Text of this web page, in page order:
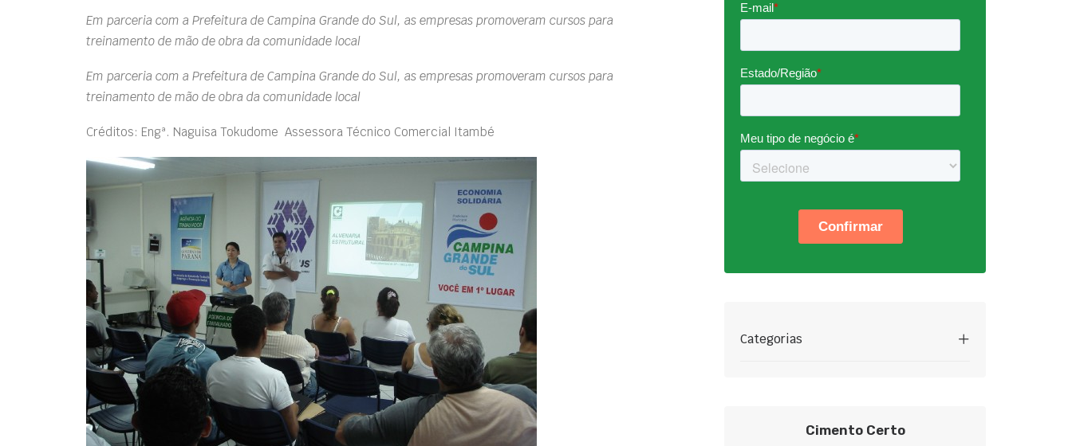
Em parceria com a Prefeitura de Campina Grande do Sul, as empresas promoveram cursos para
treinamento de mão de obra da comunidade local
Em parceria com a Prefeitura de Campina Grande do Sul, as empresas promoveram cursos para
treinamento de mão de obra da comunidade local
Créditos: Engª. Naguisa Tokudome  Assessora Técnico Comercial Itambé
Categorias
Cimento Certo